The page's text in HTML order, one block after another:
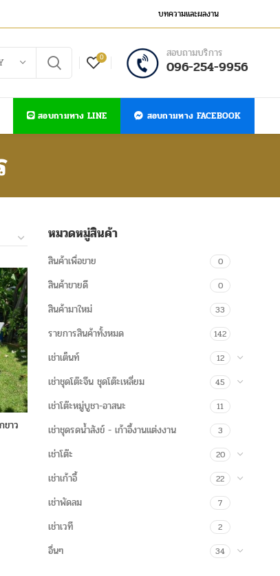
บทความและผลงาน
0 สอบถามบริการ
096-254-9956
สอบถามทาง LINE สอบถามทาง FACEBOOK
หมวดหมู่สินค้า
สินค้าเพื่อขาย 0
สินค้าขายดี 0
สินค้ามาใหม่ 33
รายการสินค้าทั้งหมด 142
เช่าเต็นท์ 12
เช่าชุดโต๊ะจีน ชุดโต๊ะเหลี่ยม 45
เช่าโต๊ะหมู่บูชา-อาสนะ 11
เช่าชุดรดน้ำสังข์ - เก้าอี้งานแต่งงาน 3
เช่าโต๊ะ 20
เช่าเก้าอี้ 22
เช่าพัดลม 7
เช่าเวที 2
อื่นๆ 34
ขาว